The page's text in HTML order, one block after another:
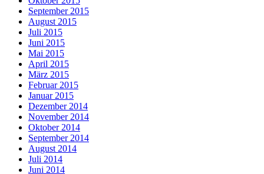
September 2015
August 2015
Juli 2015
Juni 2015
Mai 2015
April 2015
März 2015
Februar 2015
Januar 2015
Dezember 2014
November 2014
Oktober 2014
September 2014
August 2014
Juli 2014
Juni 2014